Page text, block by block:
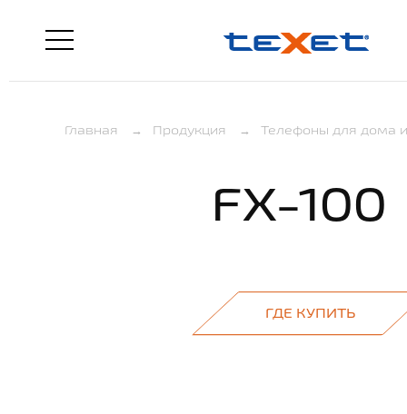
Главная → Продукция → Телефоны для дома
FX-100
ГДЕ КУПИТЬ